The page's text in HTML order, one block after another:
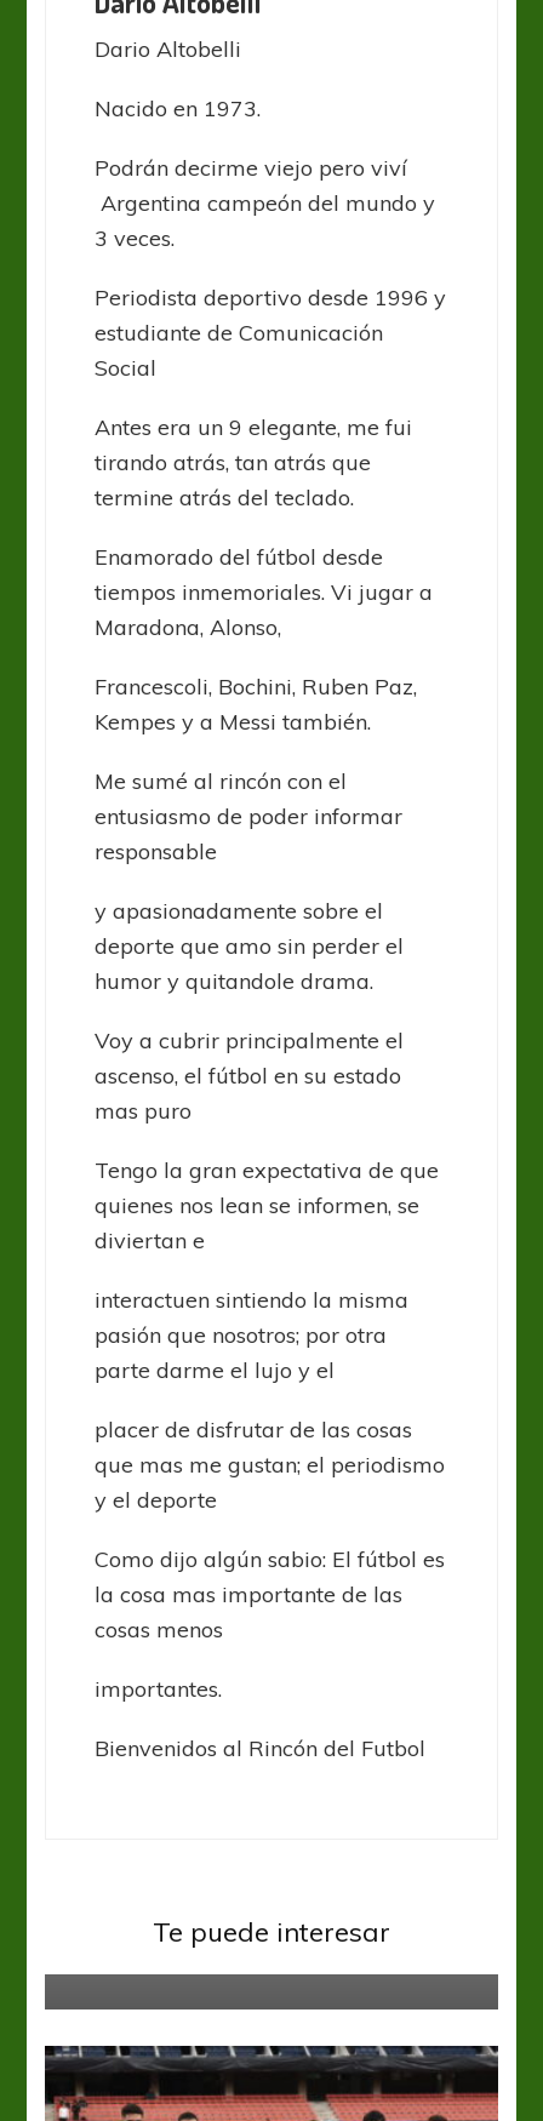
Dario Altobelli
Nacido en 1973.
Podrán decirme viejo pero viví
Argentina campeón del mundo y
3 veces.
Periodista deportivo desde 1996 y
estudiante de Comunicación
Social
Antes era un 9 elegante, me fui
tirando atrás, tan atrás que
termine atrás del teclado.
Enamorado del fútbol desde
tiempos inmemoriales. Vi jugar a
Maradona, Alonso,
Francescoli, Bochini, Ruben Paz,
Kempes y a Messi también.
Me sumé al rincón con el
entusiasmo de poder informar
responsable
y apasionadamente sobre el
deporte que amo sin perder el
humor y quitandole drama.
Voy a cubrir principalmente el
ascenso, el fútbol en su estado
mas puro
Tengo la gran expectativa de que
quienes nos lean se informen, se
diviertan e
interactuen sintiendo la misma
pasión que nosotros; por otra
parte darme el lujo y el
placer de disfrutar de las cosas
que mas me gustan; el periodismo
y el deporte
Como dijo algún sabio: El fútbol es
la cosa mas importante de las
cosas menos
importantes.
Bienvenidos al Rincón del Futbol
Te puede interesar
La “Rojita” se quedó sin nada al